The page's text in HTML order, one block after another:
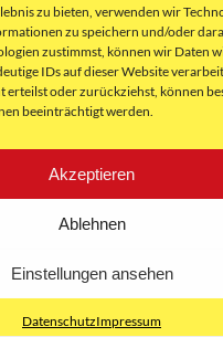
zu bieten, verwenden wir
zu speichern und/oder
zustimmst, können wir Daten
IDs auf dieser Website
erteilst oder zurückziehst, können
beeinträchtigt werden.
Akzeptieren
Ablehnen
Einstellungen ansehen
DatenschutzImpressum
graz.at
Impressum
AGB
Datenschutz